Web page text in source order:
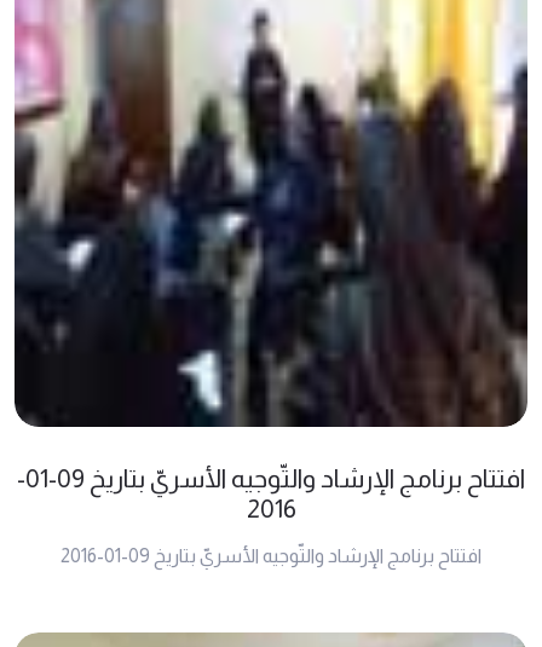
افتتاح برنامج الإرشاد والتّوجيه الأسريّ بتاريخ 09-01-
2016
افتتاح برنامج الإرشاد والتّوجيه الأسريّ بتاريخ 09-01-2016